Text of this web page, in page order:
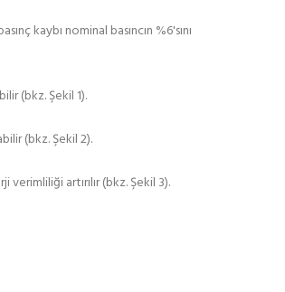
kaybı nominal basıncın %6'sını
(bkz. Şekil 1).
(bkz. Şekil 2).
verimliliği artırılır (bkz. Şekil 3).